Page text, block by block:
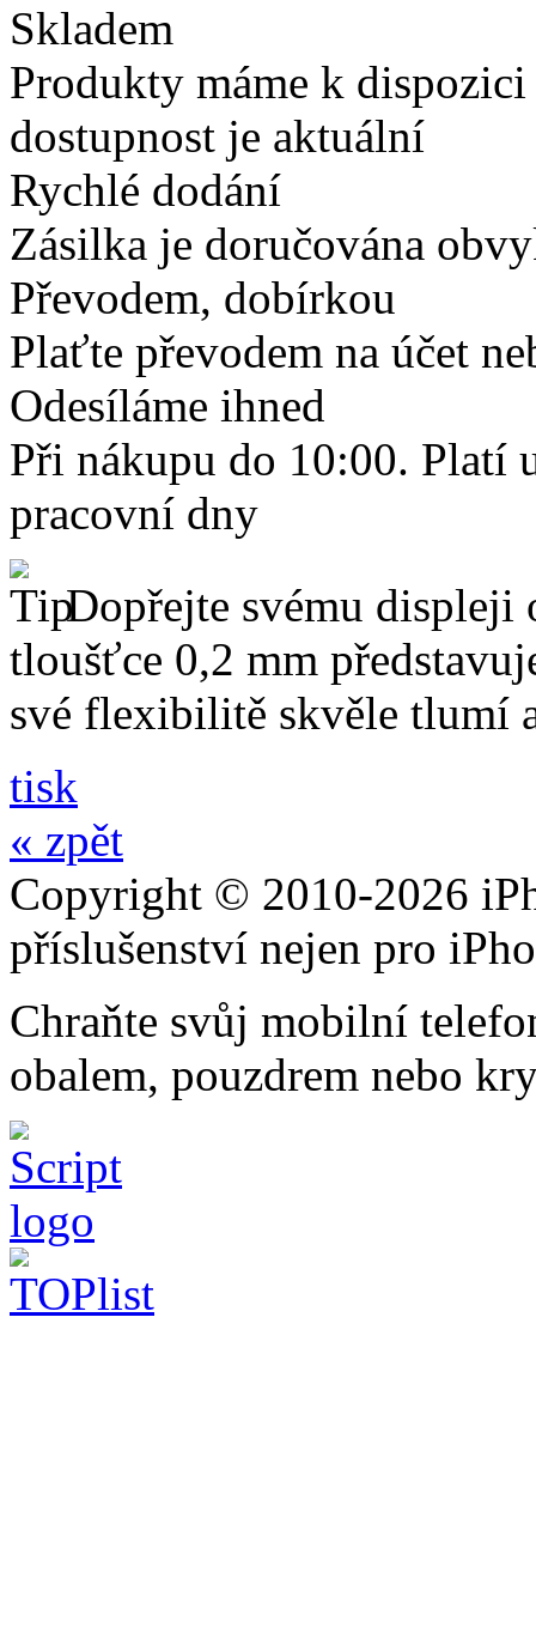
Skladem
Produkty máme k
dostupnost je aktuální
Rychlé dodání
Zásilka je doručována
Převodem, dobírkou
Plaťte převodem na účet
Odesíláme ihned
Při nákupu do 10:00. Platí
pracovní dny
Dopřejte svému displeji
tloušťce 0,2 mm
své flexibilitě skvěle tlumí
tisk
« zpět
Copyright © 2010-2026
příslušenství nejen pro
Chraňte svůj mobilní
obalem, pouzdrem nebo